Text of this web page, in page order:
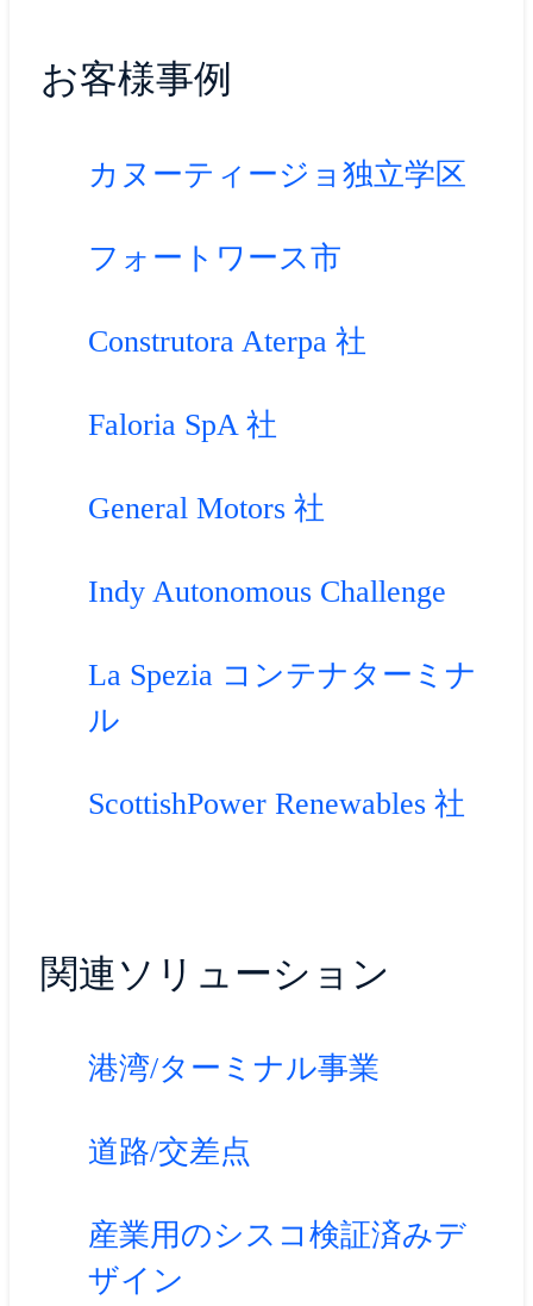
お客様事例
カヌーティージョ独立学区
フォートワース市
Construtora Aterpa 社
Faloria SpA 社
General Motors 社
Indy Autonomous Challenge
La Spezia コンテナターミナ
ル
ScottishPower Renewables 社
関連ソリューション
港湾/ターミナル事業
道路/交差点
産業用のシスコ検証済みデ
ザイン